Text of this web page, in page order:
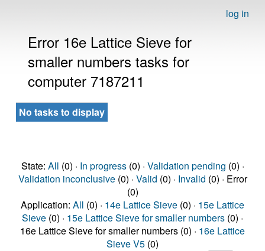
log in
Error 16e Lattice Sieve for
smaller numbers tasks for
computer 7187211
No tasks to display
State: All (0) · In progress(0) · Validation pending (0) ·
Validation inconclusive(0) · Valid (0) · Invalid (0) · Error
(0)
Application: All (0) · 14e Lattice Sieve (0) · 15e Lattice
Sieve (0) · 15e Lattice Sieve for smaller numbers (0) ·
16e Lattice Sieve for smaller numbers (0) · 16e Lattice
Sieve V5 (0)